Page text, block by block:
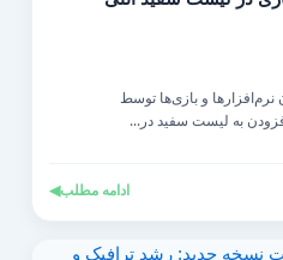
و بازی‌ها توسط
به لیست سفید در...
ادامه مطلب◀